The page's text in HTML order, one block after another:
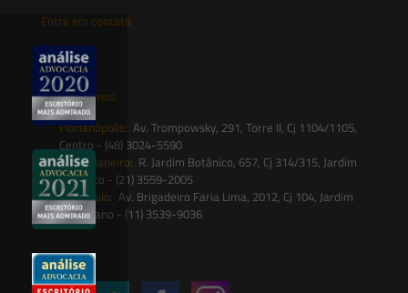
Entre em contato
contato@saesadvogados.com.br
Onde estamos
Florianópolis: Av. Trompowsky, 291, Torre II, Cj 1104/1105,
Centro - (48) 3024-5590
Rio de Janeiro: R. Jardim Botânico, 657, Cj 314/315, Jardim
Botânico - (21) 3559-2005
São Paulo: Av. Brigadeiro Faria Lima, 2012, Cj 104, Jardim
Paulistano - (11) 3539-9036
Siga-nos